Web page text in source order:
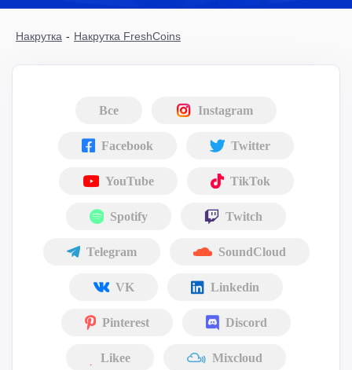
Накрутка - Накрутка FreshCoins
Все Instagram
Facebook Twitter
YouTube TikTok
Spotify Twitch
Telegram SoundCloud
VK Linkedin
Pinterest Discord
Likee Mixcloud